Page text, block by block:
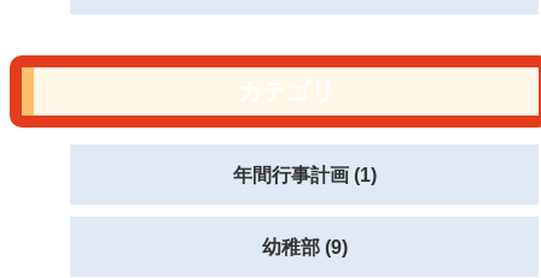
年間行事計画 (1)
幼稚部 (9)